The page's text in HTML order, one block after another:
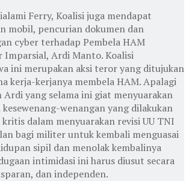
Ferry, Koalisi juga mendapat
mobil, pencurian dokumen dan
cyber terhadap Pembela HAM
Imparsial, Ardi Manto. Koalisi
ini merupakan aksi teror yang ditujukan
kerja-kerjanya membela HAM. Apalagi
yang selama ini giat menyuarakan
wenangan yang dilakukan
dalam menyuarakan revisi UU TNI
bagi militer untuk kembali menguasai
sipil dan menolak kembalinya
intimidasi ini harus diusut secara
dan independen.